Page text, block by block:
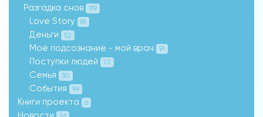
Разгадка снов 119
Love Story 81
Деньги 52
Моё подсознание - мой врач 91
Поступки людей 72
Семья 30
События 99
Книги проекта 6